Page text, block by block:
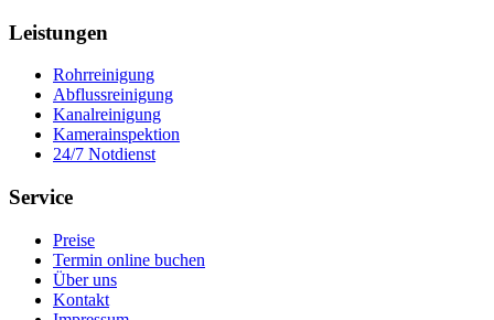
Leistungen
Rohrreinigung
Abflussreinigung
Kanalreinigung
Kamerainspektion
24/7 Notdienst
Service
Preise
Termin online buchen
Über uns
Kontakt